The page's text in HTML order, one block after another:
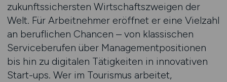
zukunftssichersten Wirtschaftszweigen der
Welt. Für Arbeitnehmer eröffnet er eine Vielzahl
an beruflichen Chancen – von klassischen
Serviceberufen über Managementpositionen
bis hin zu digitalen Tätigkeiten in innovativen
Start-ups. Wer im Tourismus arbeitet,